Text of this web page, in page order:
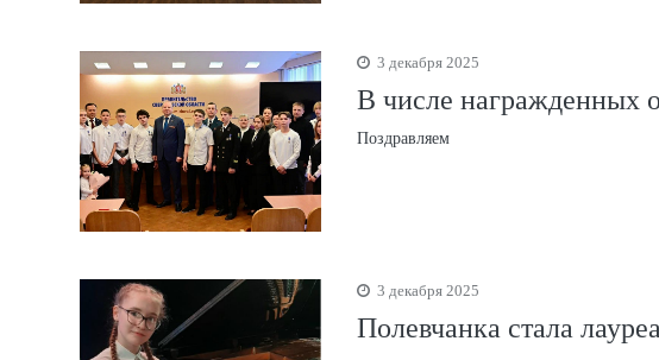
3 декабря 2025
В числе награжденных
Поздравляем
3 декабря 2025
Полевчанка стала